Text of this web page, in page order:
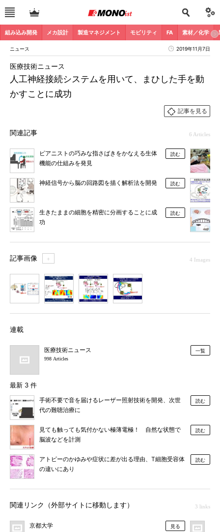
組み込み開発 メカ設計 製造マネジメント モビリティ FA 素材／化学
ニュース 2019年11月7日
人工神経接続システムを用いて、まひした手を動
かすことに成功
医療技術ニュース
記事を見る
関連記事 6 Articles
ピアニストの巧みな指さばきをかなえる生体
機能の仕組みを発見
読む
神経信号から脳の回路図を描く解析法を開発 読む
生きたままの細胞を精密に分画することに成
功
読む
記事画像 ＋ 4 Images
連載
医療技術ニュース
998 Articles
一覧
最新 3 件
手術不要で音を届けるレーザー照射技術を開発、次世
代の難聴治療に
読む
見ても触っても気付かない極薄電極！ 自然な状態で
脳波などを計測
読む
アトピーのかゆみや症状に差が出る理由、T細胞受容体
の違いにあり
読む
関連リンク（外部サイトに移動します） 3 links
京都大学 見る